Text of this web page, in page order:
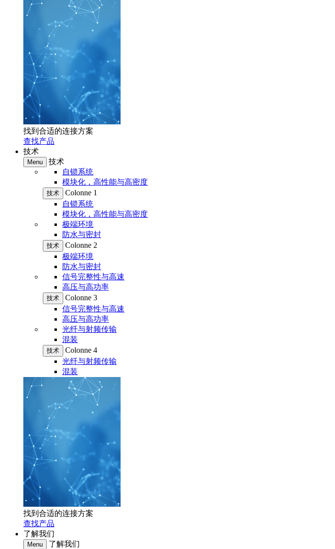
找到合适的连接方案
查找产品
技术
Menu
技术
自锁系统
模块化，高性能与高密度
技术
Colonne 1
自锁系统
模块化，高性能与高密度
极端环境
防水与密封
技术
Colonne 2
极端环境
防水与密封
信号完整性与高速
高压与高功率
技术
Colonne 3
信号完整性与高速
高压与高功率
光纤与射频传输
混装
技术
Colonne 4
光纤与射频传输
混装
找到合适的连接方案
查找产品
了解我们
Menu
了解我们